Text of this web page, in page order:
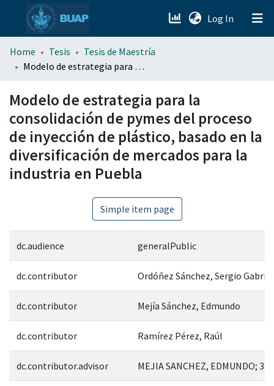
Log In (current)
menu.section.about_menu
Home Tesis
Tesis de Maestría
Modelo de estrategia para la consolidación de pymes del proceso de inyección de plástico, basado en la diversificación de mercados para la industria en Puebla
Modelo de estrategia para la
consolidación de pymes del proceso
de inyección de plástico, basado en la
diversificación de mercados para la
industria en Puebla
Simple item page
dc.audience generalPublic
dc.contributor Ordóñez Sánchez, Sergio Gabriel
dc.contributor Mejía Sánchez, Edmundo
dc.contributor Ramírez Pérez, Raúl
dc.contributor.advisor MEJIA SANCHEZ, EDMUNDO;